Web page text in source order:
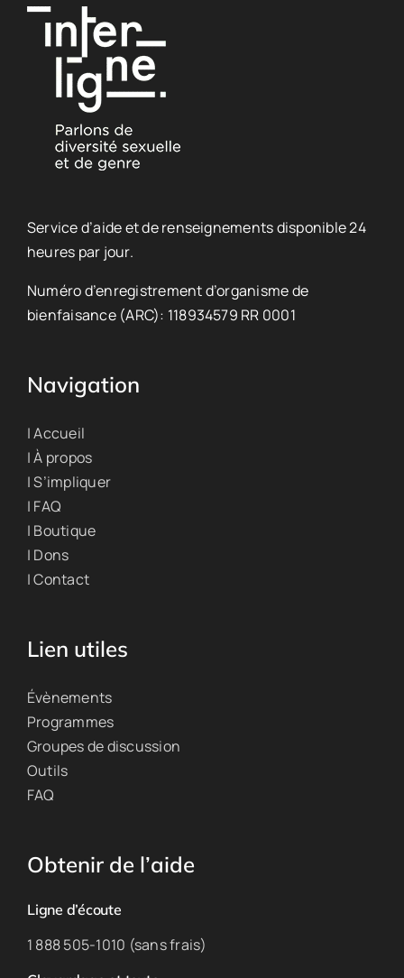
Service d’aide et de renseignements disponible 24
heures par jour.
Numéro d’enregistrement d’organisme de
bienfaisance (ARC): 118934579 RR 0001
Navigation
| Accueil
| À propos
| S’impliquer
| FAQ
| Boutique
| Dons
| Contact
Lien utiles
Évènements
Programmes
Groupes de discussion
Outils
FAQ
Obtenir de l’aide
Ligne d’écoute
1 888 505-1010 (sans frais)